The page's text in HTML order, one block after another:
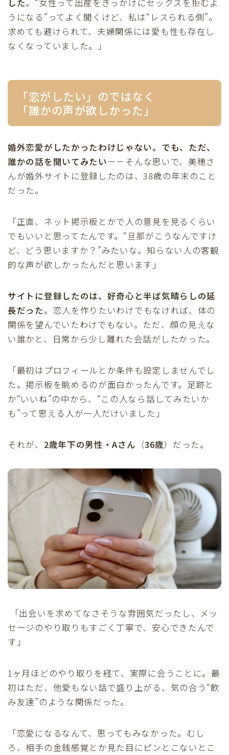
した。“女性って出産をきっかけにセックスを拒むよ
うになる”ってよく聞くけど、私は“レスられる側”。
求めても避けられて、夫婦関係には愛も性も存在し
なくなっていました。」
「恋がしたい」のではなく
「誰かの声が欲しかった」
婚外恋愛がしたかったわけじゃない。でも、ただ、
誰かの話を聞いてみたい－－そんな思いで、美穂さ
んが婚外サイトに登録したのは、38歳の年末のこと
だった。
「正直、ネット掲示板とかで人の意見を見るくらい
でもいいと思ってたんです。“旦那がこうなんですけ
ど、どう思いますか？”みたいな。知らない人の客観
的な声が欲しかったんだと思います」
サイトに登録したのは、好奇心と半ば気晴らしの延
長だった。恋人を作りたいわけでもなければ、体の
関係を望んでいたわけでもない。ただ、顔の見えな
い誰かと、日常から少し離れた会話がしたかった。
「最初はプロフィールとか条件も設定しませんでし
た。掲示板を眺めるのが面白かったんです。足跡と
か“いいね”の中から、“この人なら話してみたいか
も”って思える人が一人だけいました」
それが、 2歳年下の男性・Aさん （36歳）だった。
「出会いを求めてなさそうな雰囲気だったし、メッ
セージのやり取りもすごく丁寧で、安心できたんで
す」
1ヶ月ほどのやり取りを経て、実際に会うことに。最
初はただ、他愛もない話で盛り上がる、気の合う“飲
み友達”のような関係だった。
「恋愛になるなんて、思ってもみなかった。むし
ろ、相手の金銭感覚とか見た目にピンとこないとこ